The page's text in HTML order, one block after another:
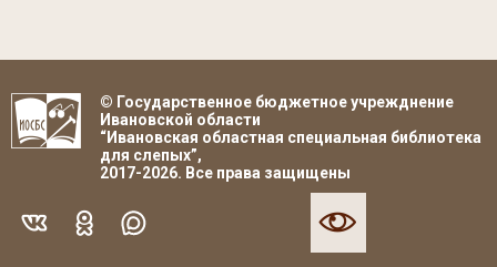
© Государственное бюджетное учрежднение
Ивановской области
“Ивановская областная специальная библиотека
для слепых”,
2017-2026. Все права защищены